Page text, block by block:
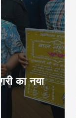
खेल Udaipur
पिम्स मेवाड़
रियल स्टेट्स